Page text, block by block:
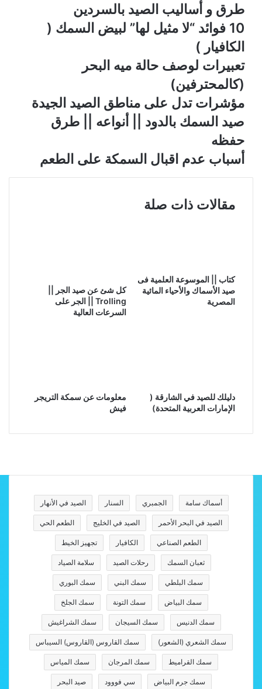
طرق و أساليب الصيد بالسردين
10 فوائد “لا مثيل لها” لبيض السمك (
الكافيار )
تعبيرات لوصف حالة ميه البحر
(كالمحترفين)
مؤشرات تدل على مناطق الصيد الجيدة
صيد السمك بالدود || أنواعه || طرق
حفظه
أسباب عدم اقبال السمكة على الطعم
مقالات ذات صلة
كل شئ عن صيد الجر ||
Trolling || الجر على
السرعات العالية
كتاب || الموسوعة العلمية فى
صيد الأسماك والأحياء المائية
المصرية
معلومات عن سمكة التريجر
فيش
دليلك للصيد في الشارقة (
الإمارات العربية المتحدة)
أسماك سامة الجمبري السنار الصيد في الأنهار
الصيد في البحر الأحمر الصيد في الخليج الطعم الحي
الطعم الصناعي الكافيار تجهيز الخيط
ثعبان السمك رحلات الصيد سلامة الصياد
سمك البلطي سمك البني سمك البوري
سمك البياض سمك التونة سمك الجلخ
سمك الدنيس سمك السيجان سمك الشراغيش
سمك الشعري (الشعور) سمك القاروس (القاروس) السيباس
سمك القراميط سمك المرجان سمك المياس
سمك جرم البياض سي فووود صيد البحر